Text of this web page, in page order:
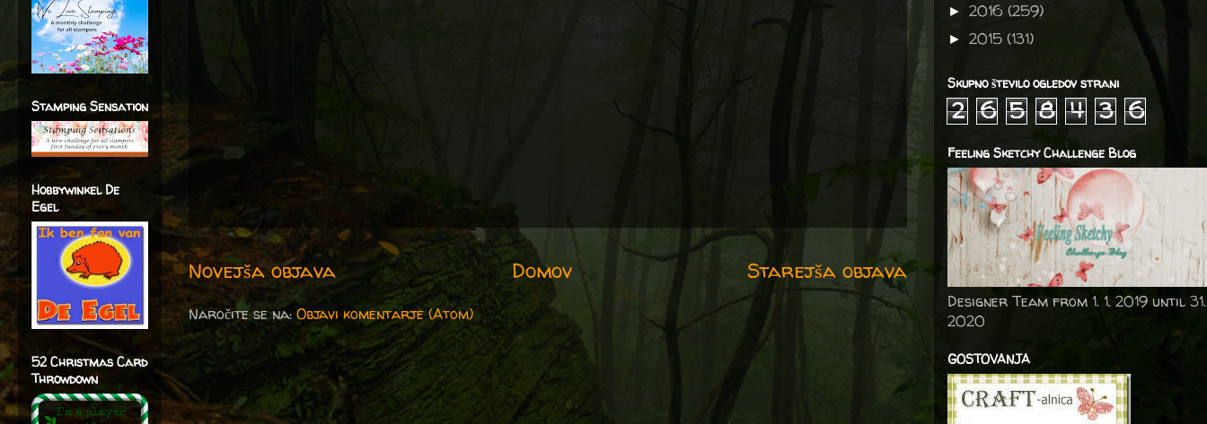
Novejša objava Starejša objava
Domov
Naročite se na: Objavi komentarje (Atom)
Stamping Sensation
Hobbywinkel De
Egel
52 Christmas Card
Throwdown
► 2016 (259)
► 2015 (131)
Skupno število ogledov strani
2 6 5 8 4 3 6
Feeling Sketchy Challenge Blog
Designer Team from 1. 1. 2019 until
2020
GOSTOVANJA